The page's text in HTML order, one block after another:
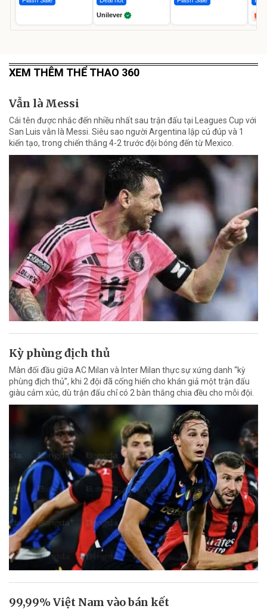
Unilever
XEM THÊM THỂ THAO 360
Vẫn là Messi
Cái tên được nhắc đến nhiều nhất sau trận đấu tại Leagues Cup với
San Luis vẫn là Messi. Siêu sao người Argentina lập cú đúp và 1
kiến tạo, trong chiến thắng 4-2 trước đội bóng đến từ Mexico.
Kỳ phùng địch thủ
Màn đối đầu giữa AC Milan và Inter Milan thực sự xứng danh “kỳ
phùng địch thủ”, khi 2 đội đã cống hiến cho khán giả một trận đấu
giàu cảm xúc, dù trận đấu chỉ có 2 bàn thắng chia đều cho mỗi đội.
99,99% Việt Nam vào bán kết